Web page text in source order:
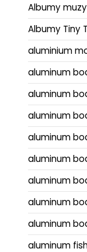
Albumy
Albumy Tiny
aluminium
aluminum
aluminum
aluminum
aluminum
aluminum
aluminum
aluminum
aluminum
aluminum